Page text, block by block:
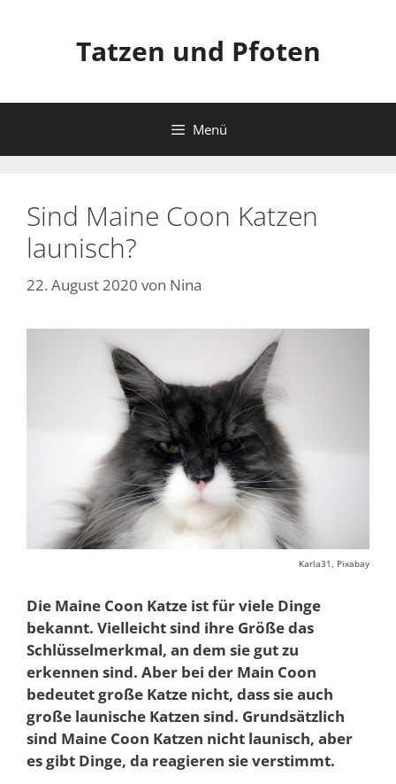
Tatzen und Pfoten
Menü
Sind Maine Coon Katzen
launisch?
22. August 2020 von Nina
Karla31, Pixabay
Die Maine Coon Katze ist für viele Dinge
bekannt. Vielleicht sind ihre Größe das
Schlüsselmerkmal, an dem sie gut zu
erkennen sind. Aber bei der Main Coon
bedeutet große Katze nicht, dass sie auch
große launische Katzen sind. Grundsätzlich
sind Maine Coon Katzen nicht launisch, aber
es gibt Dinge, da reagieren sie verstimmt.